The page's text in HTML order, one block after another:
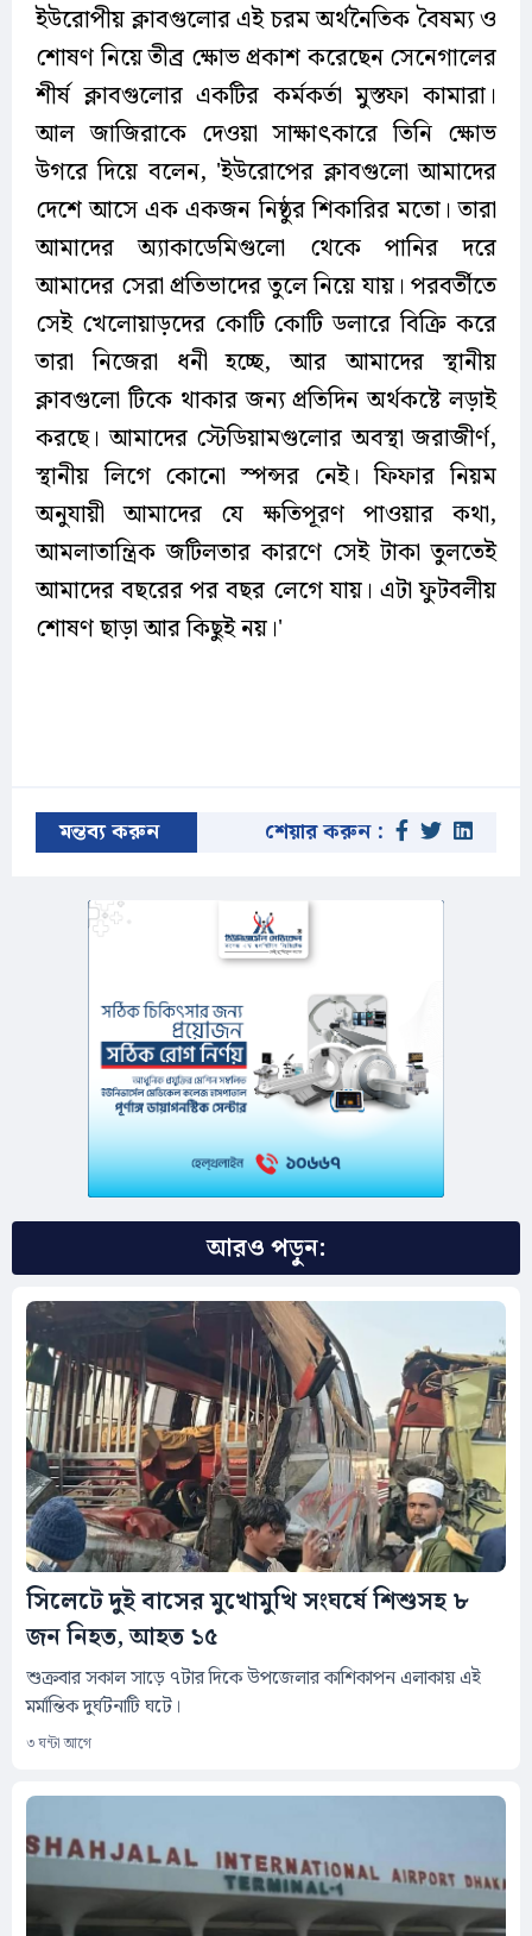
ইউরোপীয় ক্লাবগুলোর এই চরম অর্থনৈতিক বৈষম্য ও
শোষণ নিয়ে তীব্র ক্ষোভ প্রকাশ করেছেন সেনেগালের
শীর্ষ ক্লাবগুলোর একটির কর্মকর্তা মুস্তফা কামারা।
আল জাজিরাকে দেওয়া সাক্ষাৎকারে তিনি ক্ষোভ
উগরে দিয়ে বলেন, 'ইউরোপের ক্লাবগুলো আমাদের
দেশে আসে এক একজন নিষ্ঠুর শিকারির মতো। তারা
আমাদের অ্যাকাডেমিগুলো থেকে পানির দরে
আমাদের সেরা প্রতিভাদের তুলে নিয়ে যায়। পরবর্তীতে
সেই খেলোয়াড়দের কোটি কোটি ডলারে বিক্রি করে
তারা নিজেরা ধনী হচ্ছে, আর আমাদের স্থানীয়
ক্লাবগুলো টিকে থাকার জন্য প্রতিদিন অর্থকষ্টে লড়াই
করছে। আমাদের স্টেডিয়ামগুলোর অবস্থা জরাজীর্ণ,
স্থানীয় লিগে কোনো স্পন্সর নেই। ফিফার নিয়ম
অনুযায়ী আমাদের যে ক্ষতিপূরণ পাওয়ার কথা,
আমলাতান্ত্রিক জটিলতার কারণে সেই টাকা তুলতেই
আমাদের বছরের পর বছর লেগে যায়। এটা ফুটবলীয়
শোষণ ছাড়া আর কিছুই নয়।'
মন্তব্য করুন শেয়ার করুন :
আরও পড়ুন:
সিলেটে দুই বাসের মুখোমুখি সংঘর্ষে শিশুসহ ৮
জন নিহত, আহত ১৫
শুক্রবার সকাল সাড়ে ৭টার দিকে উপজেলার কাশিকাপন এলাকায় এই
মর্মান্তিক দুর্ঘটনাটি ঘটে।
৩ ঘন্টা আগে